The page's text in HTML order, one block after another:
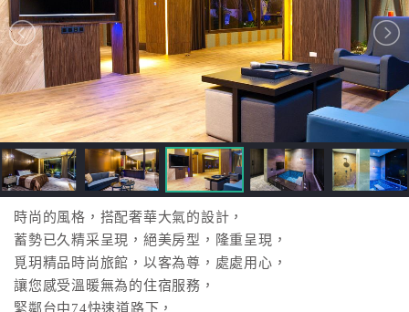
訂
房
直
接
跟
飯
店
訂
房
HOT
時尚的風格，搭配奢華大氣的設計，
蓄勢已久精采呈現，絕美房型，隆重呈現，
覓玥精品時尚旅館，以客為尊，處處用心，
讓您感受溫暖無為的住宿服務，
緊鄰台中74快速道路下，